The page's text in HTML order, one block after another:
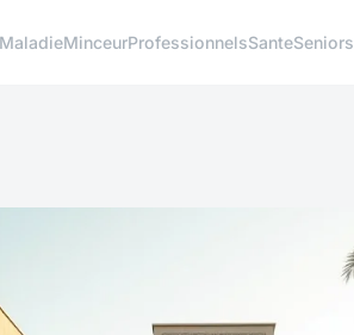
MinceurProfessionnelsSanteSeniors